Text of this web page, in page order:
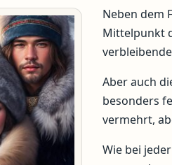
Neben dem
Mittelpunkt
Aber auch
besonders
vermehrt,
Wie bei